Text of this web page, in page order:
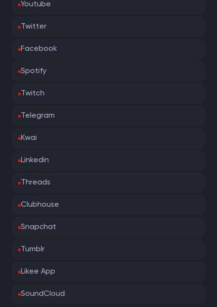
Youtube
Twitter
Facebook
Spotify
Twitch
Telegram
Kwai
Linkedin
Threads
Clubhouse
Snapchat
Tumblr
Likee App
SoundCloud